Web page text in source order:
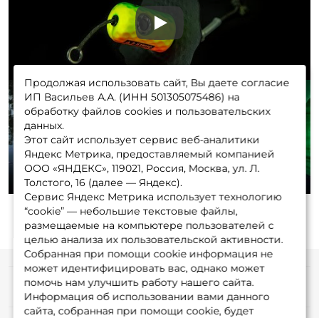
Play
Play
Продолжая использовать сайт, Вы даете согласие
ИП Васильев А.А. (ИНН 501305075486) на
обработку файлов cookies и пользовательских
данных.
Этот сайт использует сервис веб-аналитики
Яндекс Метрика, предоставляемый компанией
ООО «ЯНДЕКС», 119021, Россия, Москва, ул. Л.
Толстого, 16 (далее — Яндекс).
Сервис Яндекс Метрика использует технологию
“cookie” — небольшие текстовые файлы,
размещаемые на компьютере пользователей с
целью анализа их пользовательской активности.
Собранная при помощи cookie информация не
может идентифицировать вас, однако может
помочь нам улучшить работу нашего сайта.
Информация об использовании вами данного
сайта, собранная при помощи cookie, будет
Информация